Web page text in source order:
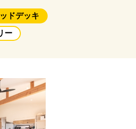
ドデッキ
ー